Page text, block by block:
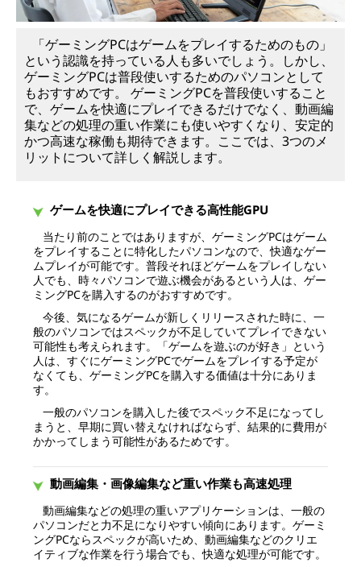
「ゲーミングPCはゲームをプレイするためのもの」
という認識を持っている人も多いでしょう。しかし、
ゲーミングPCは普段使いするためのパソコンとして
もおすすめです。 ゲーミングPCを普段使いすること
で、ゲームを快適にプレイできるだけでなく、動画編
集などの処理の重い作業にも使いやすくなり、安定的
かつ高速な稼働も期待できます。ここでは、3つのメ
リットについて詳しく解説します。
ゲームを快適にプレイできる高性能GPU
当たり前のことではありますが、ゲーミングPCはゲーム
をプレイすることに特化したパソコンなので、快適なゲー
ムプレイが可能です。普段それほどゲームをプレイしない
人でも、時々パソコンで遊ぶ機会があるという人は、ゲー
ミングPCを購入するのがおすすめです。
今後、気になるゲームが新しくリリースされた時に、一
般のパソコンではスペックが不足していてプレイできない
可能性も考えられます。「ゲームを遊ぶのが好き」という
人は、すぐにゲーミングPCでゲームをプレイする予定が
なくても、ゲーミングPCを購入する価値は十分にありま
す。
一般のパソコンを購入した後でスペック不足になってし
まうと、早期に買い替えなければならず、結果的に費用が
かかってしまう可能性があるためです。
動画編集・画像編集など重い作業も高速処理
動画編集などの処理の重いアプリケーションは、一般の
パソコンだと力不足になりやすい傾向にあります。ゲーミ
ングPCならスペックが高いため、動画編集などのクリエ
イティブな作業を行う場合でも、快適な処理が可能です。